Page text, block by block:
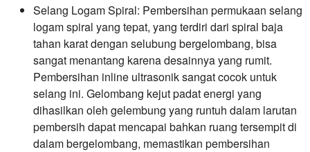
Selang Logam Spiral: Pembersihan permukaan selang
logam spiral yang tepat, yang terdiri dari spiral baja
tahan karat dengan selubung bergelombang, bisa
sangat menantang karena desainnya yang rumit.
Pembersihan inline ultrasonik sangat cocok untuk
selang ini. Gelombang kejut padat energi yang
dihasilkan oleh gelembung yang runtuh dalam larutan
pembersih dapat mencapai bahkan ruang tersempit di
dalam bergelombang, memastikan pembersihan